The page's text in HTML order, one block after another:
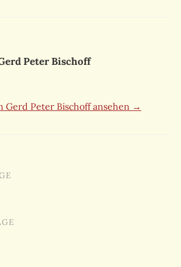
Peter Bischoff
Gerd Peter Bischoff ansehen →